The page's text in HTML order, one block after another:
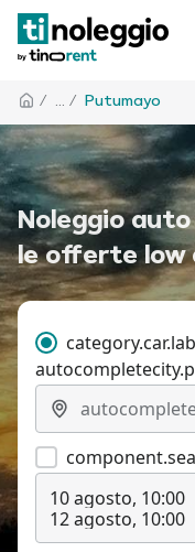
/ ... / Putumayo
Noleggio
le offerte low
10 agosto, 10:00
12 agosto, 10:00